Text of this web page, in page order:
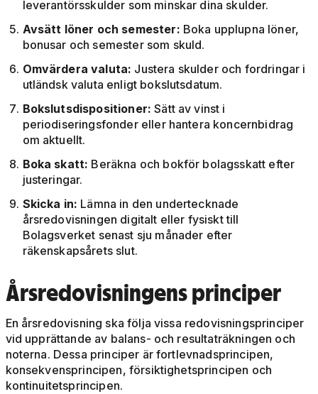
leverantörsskulder som minskar dina skulder.
Avsätt löner och semester: Boka upplupna löner,
bonusar och semester som skuld.
Omvärdera valuta: Justera skulder och fordringar i
utländsk valuta enligt bokslutsdatum.
Bokslutsdispositioner: Sätt av vinst i
periodiseringsfonder eller hantera koncernbidrag
om aktuellt.
Boka skatt: Beräkna och bokför bolagsskatt efter
justeringar.
Skicka in: Lämna in den undertecknade
årsredovisningen digitalt eller fysiskt till
Bolagsverket senast sju månader efter
räkenskapsårets slut.
Årsredovisningens principer
En årsredovisning ska följa vissa redovisningsprinciper
vid upprättande av balans- och resultaträkningen och
noterna. Dessa principer är fortlevnadsprincipen,
konsekvensprincipen, försiktighetsprincipen och
kontinuitetsprincipen.